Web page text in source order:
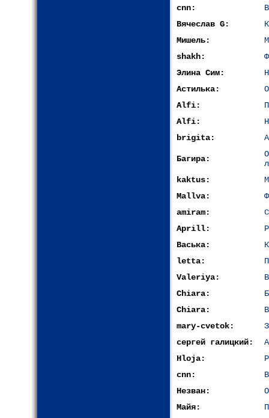
cnn:
Вячеслав G:
Мишель:
shakh:
Элина Сим:
Астилька:
Alfi:
Alfi:
brigita:
Багира:
kaktus:
Mallva:
amiram:
Aprill:
Васька:
letta:
Valeriya:
Chiara:
Chiara:
mary-cvetok:
сергей галицкий:
Hloja:
cnn:
Незван:
Майя: